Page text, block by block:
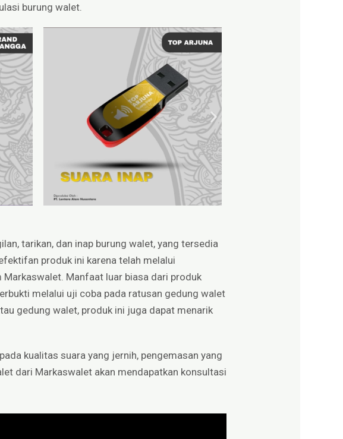
burung walet.
tarikan, dan inap burung walet, yang tersedia
produk ini karena telah melalui
Manfaat luar biasa dari produk
melalui uji coba pada ratusan gedung walet
gedung walet, produk ini juga dapat menarik
kualitas suara yang jernih, pengemasan yang
dari Markaswalet akan mendapatkan konsultasi